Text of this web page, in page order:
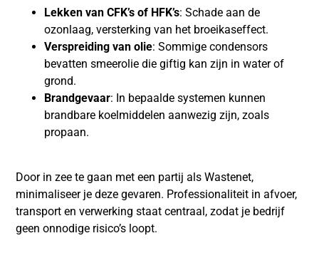
Lekken van CFK’s of HFK’s: Schade aan de
ozonlaag, versterking van het broeikaseffect.
Verspreiding van olie: Sommige condensors
bevatten smeerolie die giftig kan zijn in water of
grond.
Brandgevaar: In bepaalde systemen kunnen
brandbare koelmiddelen aanwezig zijn, zoals
propaan.
Door in zee te gaan met een partij als Wastenet,
minimaliseer je deze gevaren. Professionaliteit in afvoer,
transport en verwerking staat centraal, zodat je bedrijf
geen onnodige risico’s loopt.